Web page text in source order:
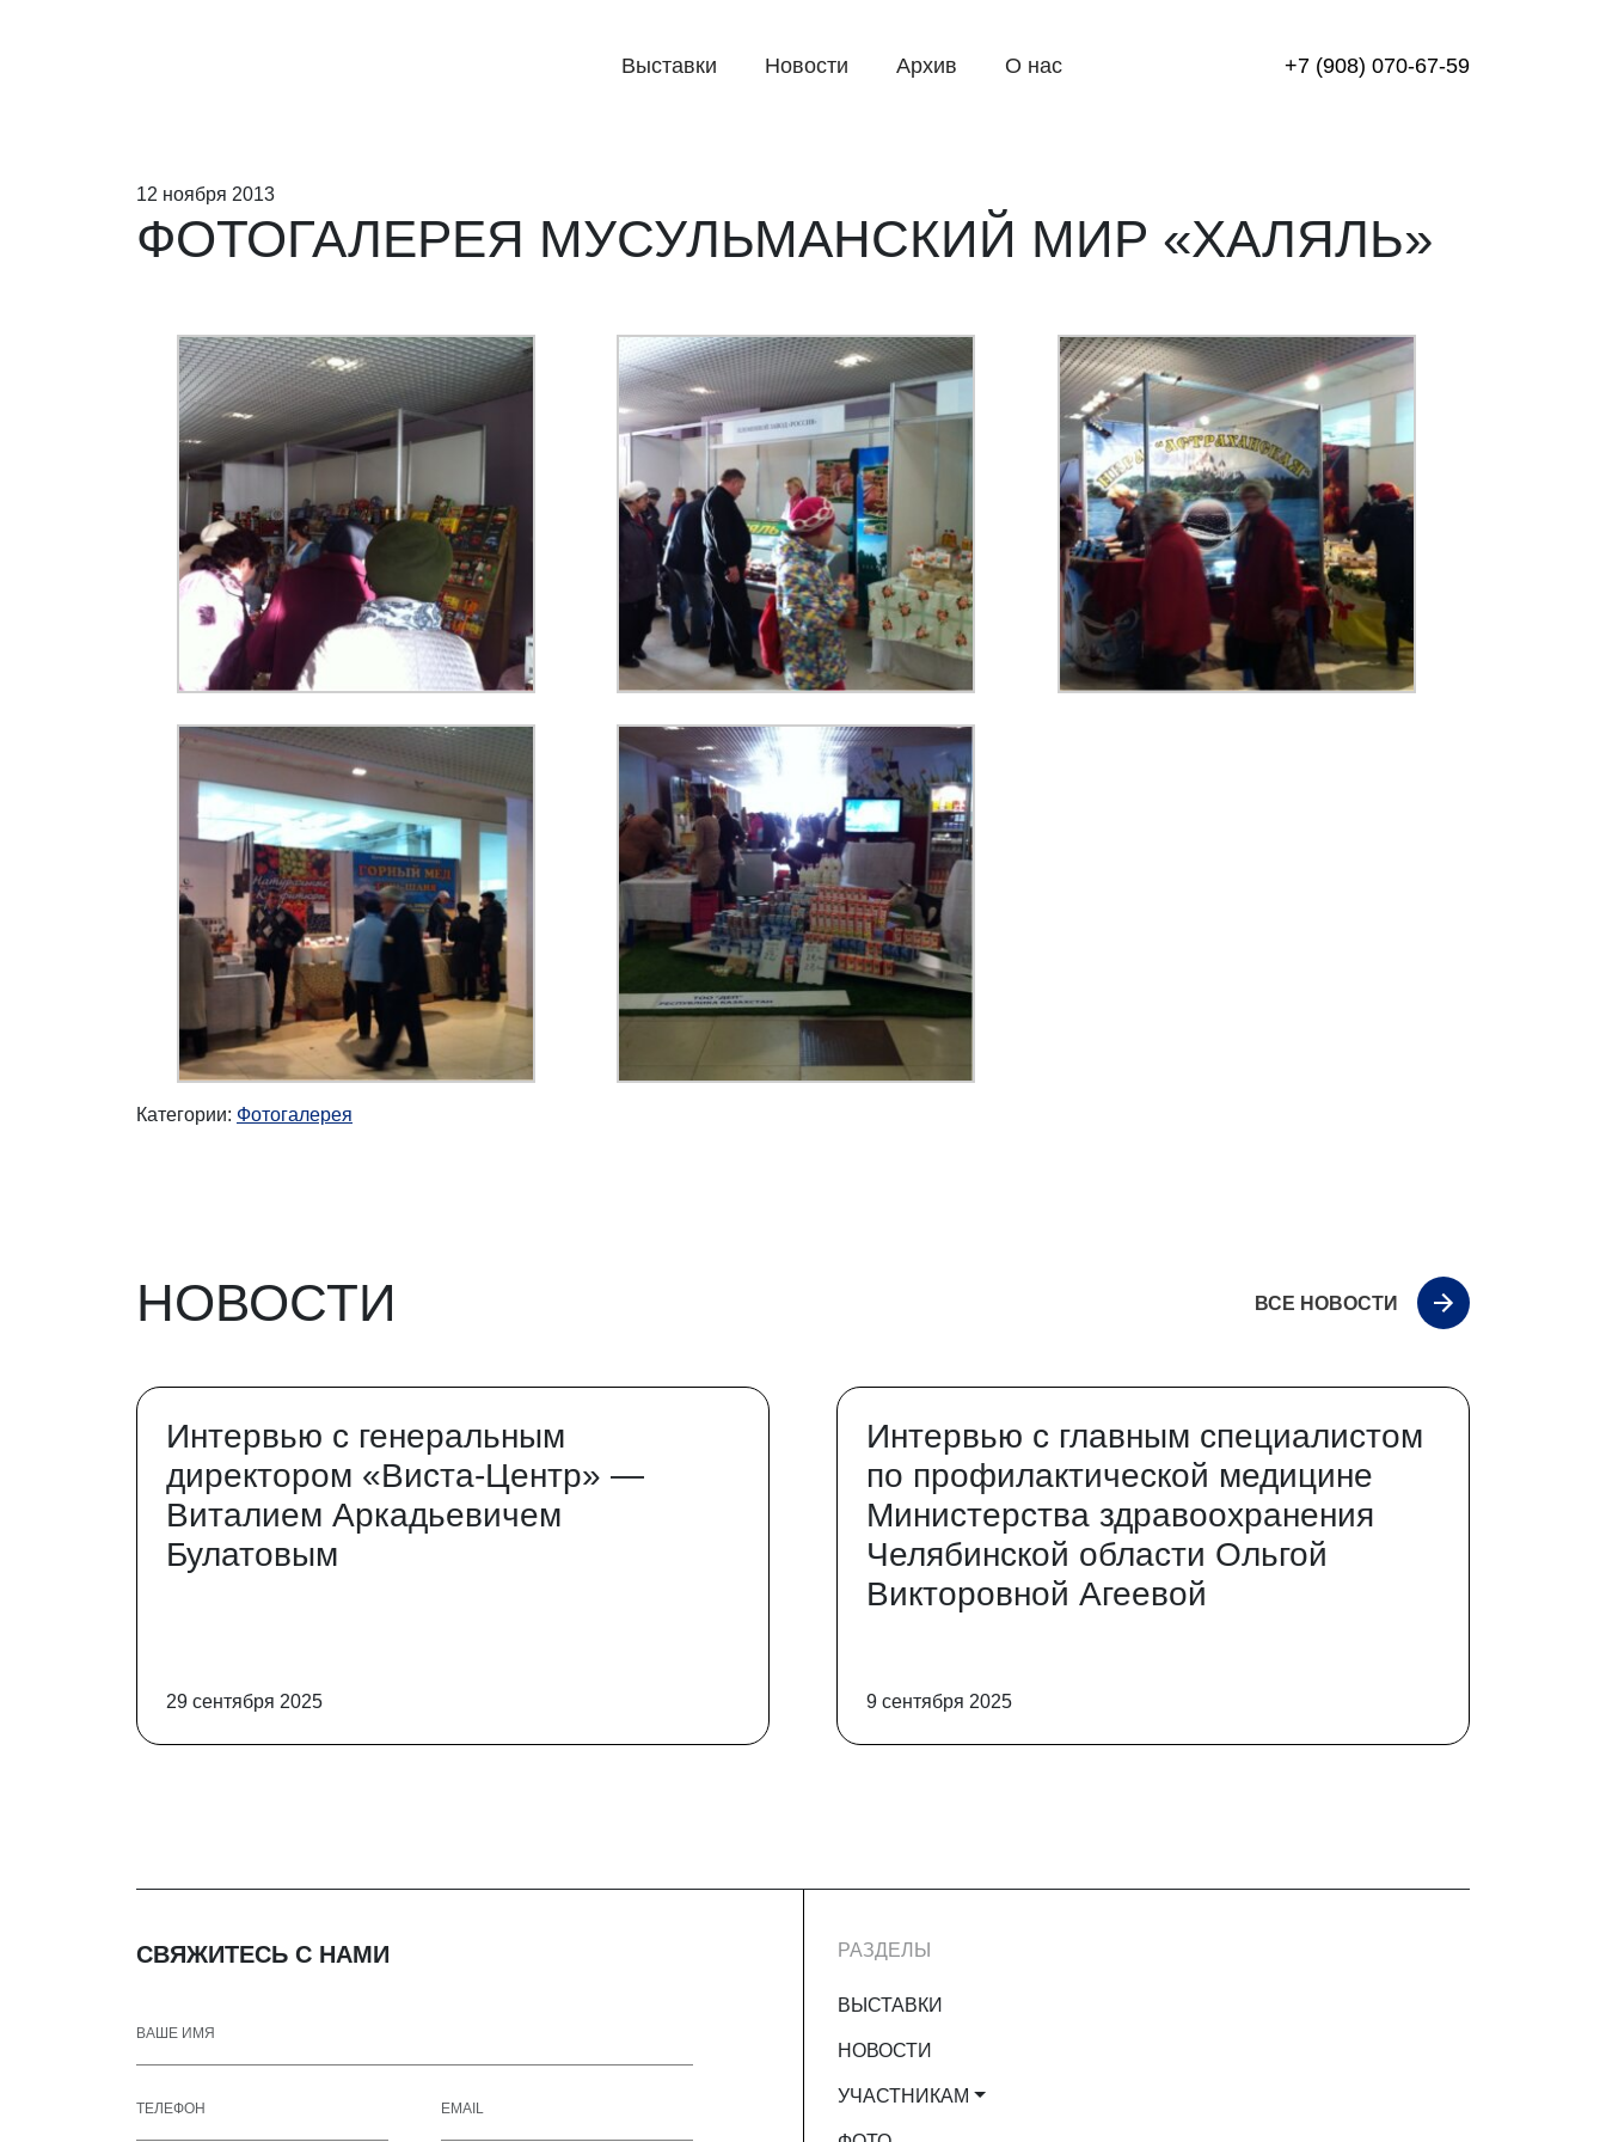
Выставки Новости Архив О нас +7 (908) 070-67-59
12 ноября 2013
ФОТОГАЛЕРЕЯ МУСУЛЬМАНСКИЙ МИР «ХАЛЯЛЬ»
Категории: Фотогалерея
НОВОСТИ ВСЕ НОВОСТИ
Интервью с генеральным
директором «Виста-Центр» —
Виталием Аркадьевичем
Булатовым
29 сентября 2025
Интервью с главным специалистом
по профилактической медицине
Министерства здравоохранения
Челябинской области Ольгой
Викторовной Агеевой
9 сентября 2025
СВЯЖИТЕСЬ С НАМИ РАЗДЕЛЫ
ВЫСТАВКИ
НОВОСТИ
УЧАСТНИКАМ